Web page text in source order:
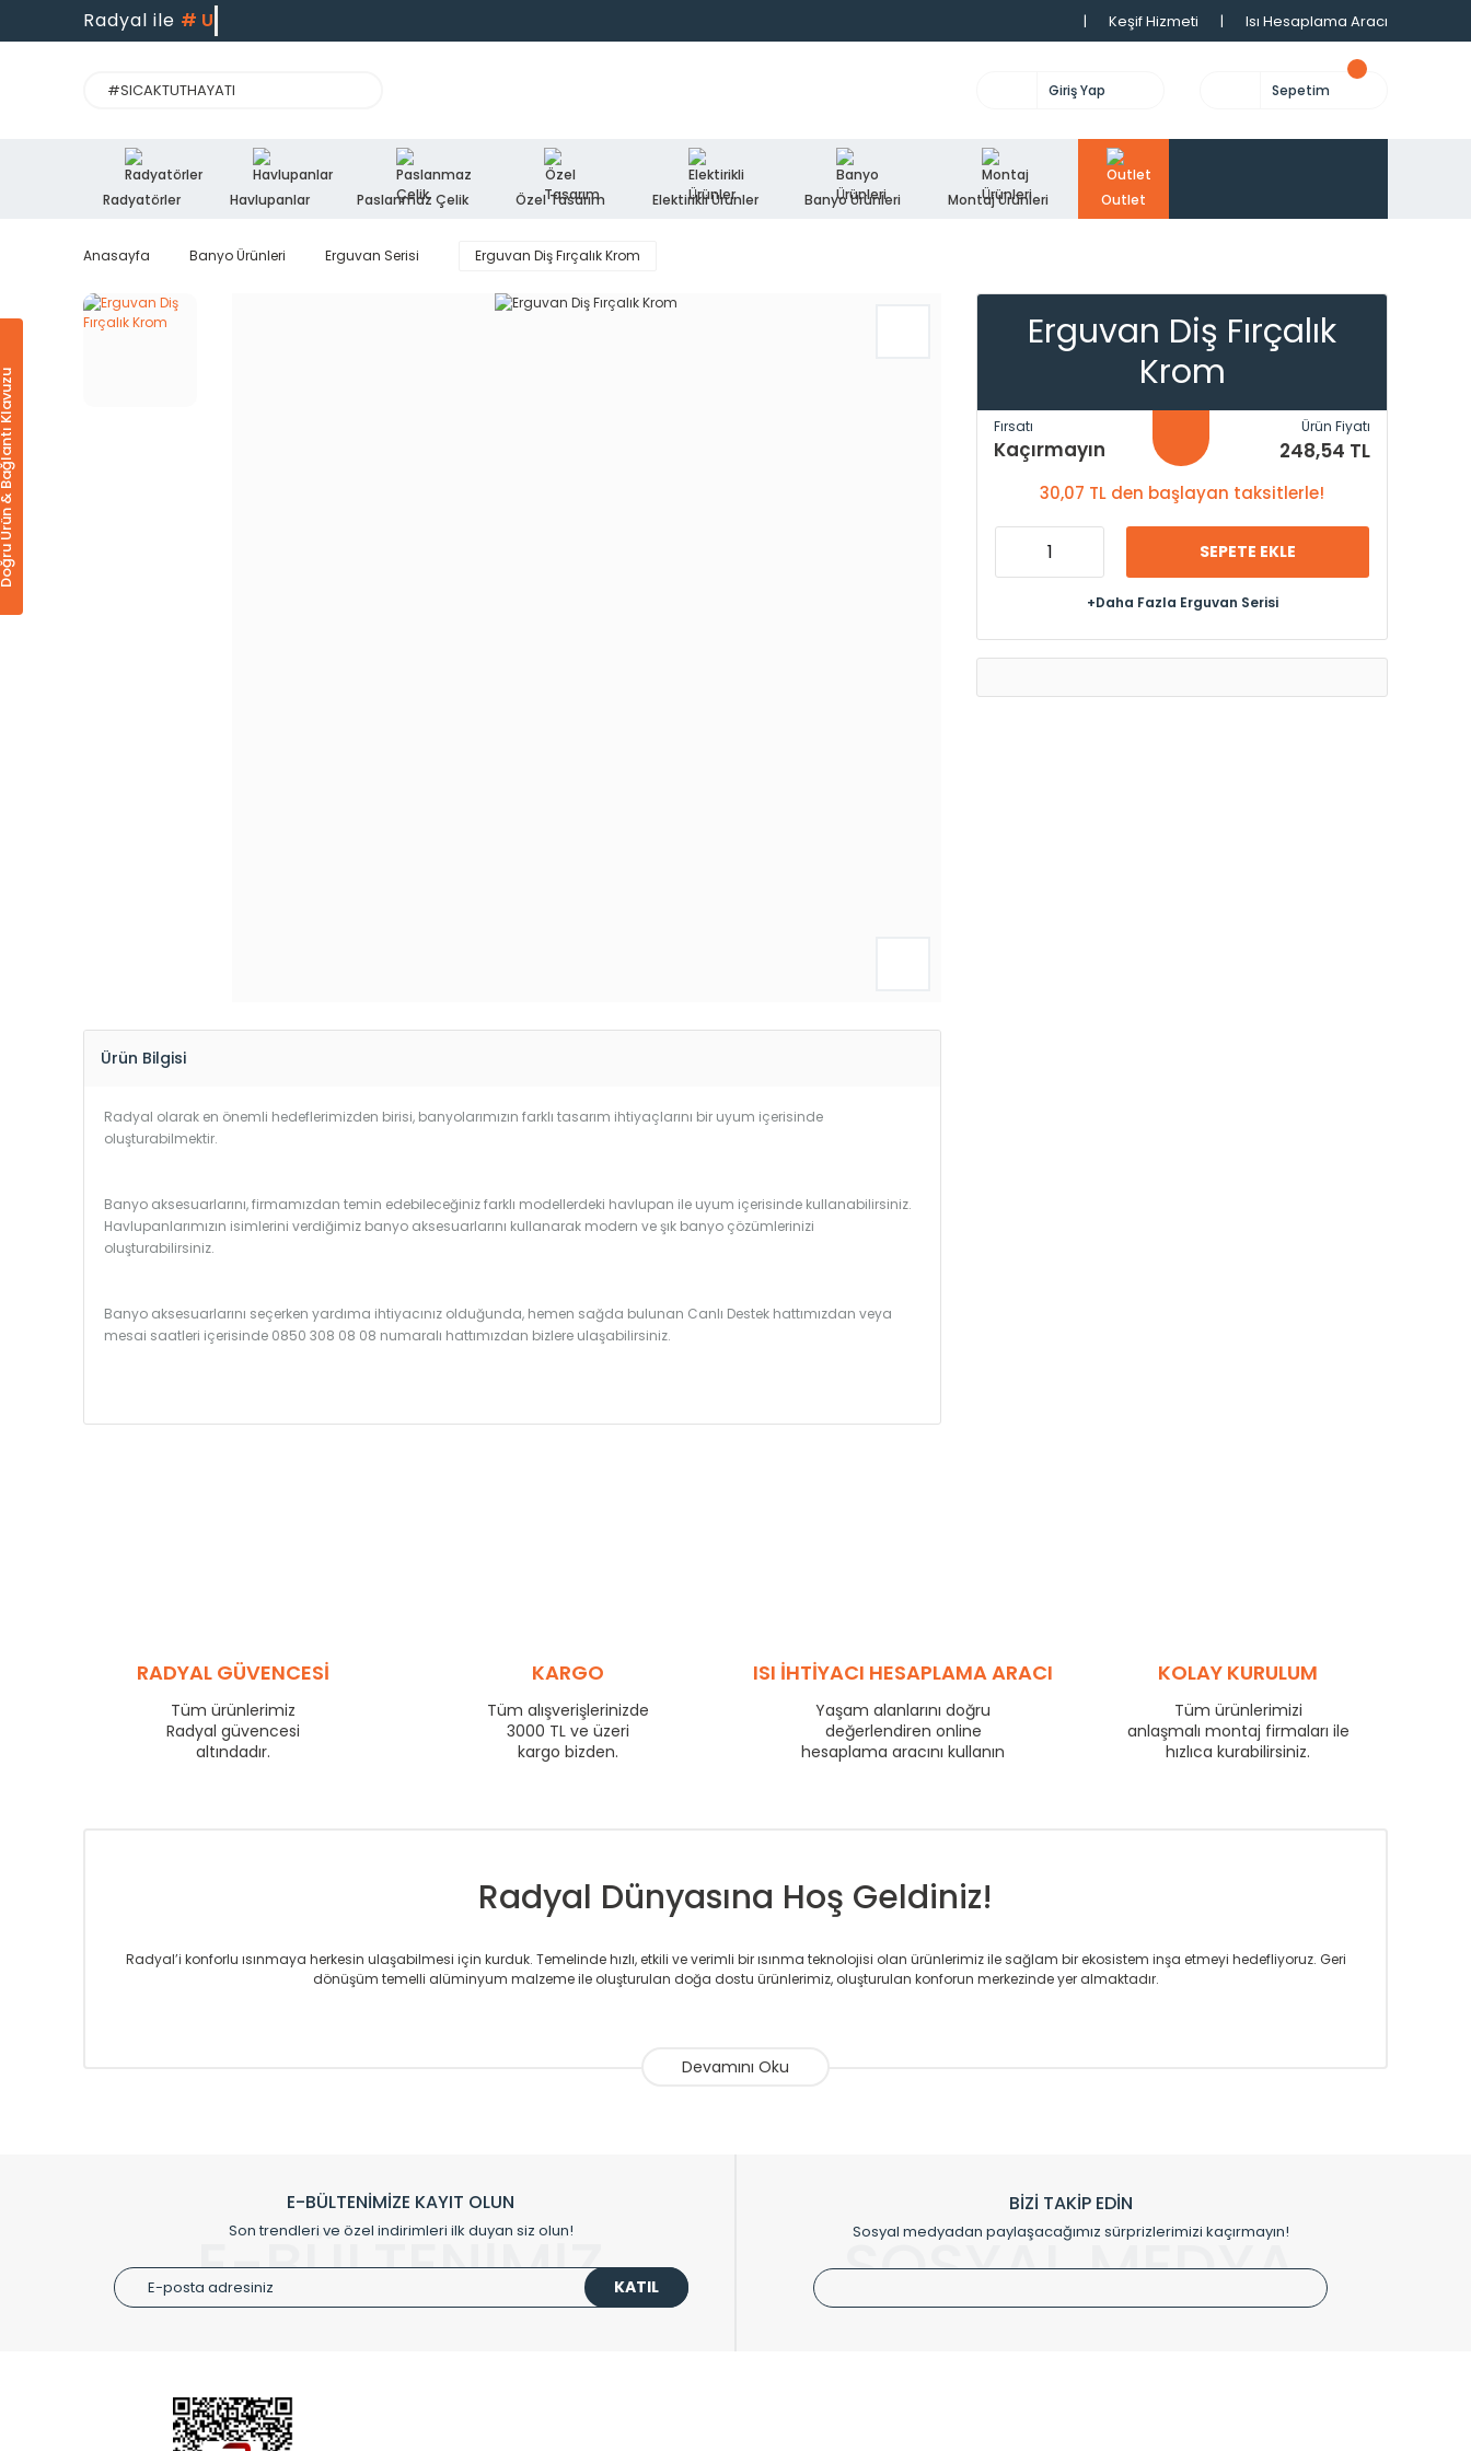
Radyal ile # Uzma | Keşif Hizmeti | Isı Hesaplama Aracı
Giriş Yap Sepetim
Radyatörler Havlupanlar Paslanmaz Çelik Özel Tasarım Elektirikli Ürünler Banyo Ürünleri Montaj Ürünleri Outlet
Klavuzu
Anasayfa Banyo Ürünleri Erguvan Serisi Erguvan Diş Fırçalık Krom
Ürün Bilgisi
Radyal olarak en önemli hedeflerimizden birisi, banyolarımızın farklı tasarım ihtiyaçlarını bir uyum içerisinde
oluşturabilmektir.
Banyo aksesuarlarını, firmamızdan temin edebileceğiniz farklı modellerdeki havlupan ile uyum içerisinde kullanabilirsiniz.
Havlupanlarımızın isimlerini verdiğimiz banyo aksesuarlarını kullanarak modern ve şık banyo çözümlerinizi
oluşturabilirsiniz.
Banyo aksesuarlarını seçerken yardıma ihtiyacınız olduğunda, hemen sağda bulunan Canlı Destek hattımızdan veya
mesai saatleri içerisinde 0850 308 08 08 numaralı hattımızdan bizlere ulaşabilirsiniz.
Erguvan Diş Fırçalık
Krom
Fırsatı
Kaçırmayın
Ürün Fiyatı
248,54 TL
30,07 TL den başlayan taksitlerle!
SEPETE EKLE
+Daha Fazla Erguvan Serisi
RADYAL GÜVENCESİ
Tüm ürünlerimiz
Radyal güvencesi
altındadır.
KARGO
Tüm alışverişlerinizde
3000 TL ve üzeri
kargo bizden.
ISI İHTİYACI HESAPLAMA ARACI
Yaşam alanlarını doğru
değerlendiren online
hesaplama aracını kullanın
KOLAY KURULUM
Tüm ürünlerimizi
anlaşmalı montaj firmaları ile
hızlıca kurabilirsiniz.
Radyal Dünyasına Hoş Geldiniz!
Radyal’i konforlu ısınmaya herkesin ulaşabilmesi için kurduk. Temelinde hızlı, etkili ve verimli bir ısınma teknolojisi olan ürünlerimiz ile sağlam bir ekosistem inşa etmeyi hedefliyoruz. Geri
dönüşüm temelli alüminyum malzeme ile oluşturulan doğa dostu ürünlerimiz, oluşturulan konforun merkezinde yer almaktadır.
Avrupa’ya yapmakta olduğu ihracat ile de ürünlerinde sadece tasarımın ön planda olmadığını aynı zamanda kalite olarak ta en üst seviyede olduğunu göstermiştir.
Klasik modellerimizin yanında, modern hatları ile de dikkat çeken tasarım radyatörlerimiz veülkemizdeki birçok elite projede tercih edilmekte, mimarların kişiselleştirilmiş çözümlerinde
Radyal sunmuş olduğu Alüminyum radyatör ve havlupanların tamamlayıcısı olan vana, montaj aparatı, termostat, boru gizleme kılıfı gibi aksesuarları ile de özel çözümler
Size özel olarak üretilen Radyatör ve havlupan seçerken yardıma ihtiyacınız olduğunda,
E-BÜLTENİMİZE KAYIT OLUN
Son trendleri ve özel indirimleri ilk duyan siz olun!
E-BÜLTENİMİZ KATIL
BİZİ TAKİP EDİN
Sosyal medyadan paylaşacağımız sürprizlerimizi kaçırmayın!
SOSYAL MEDYA